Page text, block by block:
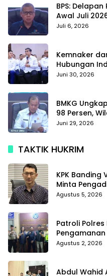
BPS:
Awal Juli
Pemicu
Juli 6, 2026
Kemnaker
Hubungan
Juni 30, 2026
BMKG
98 Persen,
Terdampak
Juni 29, 2026
TAKTIK HUKRIM
KPK Banding
Minta
Tipikor
Agustus 5, 2026
Patroli
Kamtib Sejak
Agustus 2, 2026
Abdul Wahid